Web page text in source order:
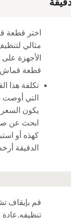
اختر قطعة
مثالي
الأجهزة
قطعة قماش
تكلفة هذا
التي أوصت
يكون السعر
ابحث عن
كهذه أو
الدقيقة
قم بإيقاف
تنظيفه.